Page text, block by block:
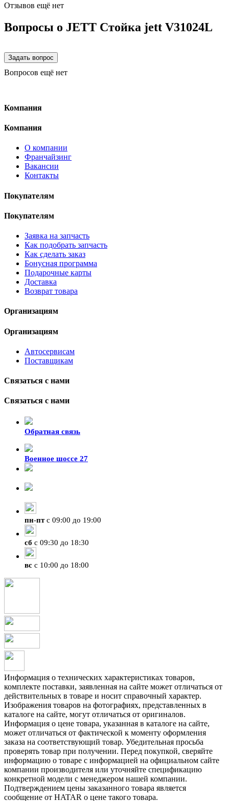
Отзывов ещё нет
Вопросы о JETT Стойка jett V31024L
Вопросов ещё нет
Компания
Компания
О компании
Франчайзинг
Вакансии
Контакты
Покупателям
Покупателям
Заявка на запчасть
Как подобрать запчасть
Как сделать заказ
Бонусная программа
Подарочные карты
Доставка
Возврат товара
Организациям
Организациям
Автосервисам
Поставщикам
Связаться с нами
Связаться с нами
Обратная связь
Военное шоссе 27
пн-птс 09:00 до 19:00
сб с 09:30 до 18:30
вс с 10:00 до 18:00
Информация о технических характеристиках товаров,
комплекте поставки, заявленная на сайте может отличаться от
действительных в товаре и носит справочный характер.
Изображения товаров на фотографиях, представленных в
каталоге на сайте, могут отличаться от оригиналов.
Информация о цене товара, указанная в каталоге на сайте,
может отличаться от фактической к моменту оформления
заказа на соответствующий товар. Убедительная просьба
проверять товар при получении. Перед покупкой, сверяйте
информацию о товаре с информацией на официальном сайте
компании производителя или уточняйте спецификацию
конкретной модели с менеджером нашей компании.
Подтверждением цены заказанного товара является
сообщение от HATAR о цене такого товара.